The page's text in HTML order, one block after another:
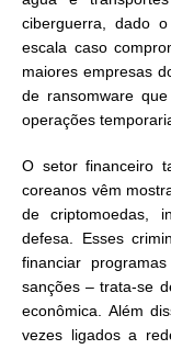
ciberguerra, dado
escala caso
maiores empresas
de ransomware
operações
O setor financeiro
coreanos vêm
de criptomoedas,
defesa. Esses
financiar
sanções – trata-se
econômica. Além
vezes ligados a